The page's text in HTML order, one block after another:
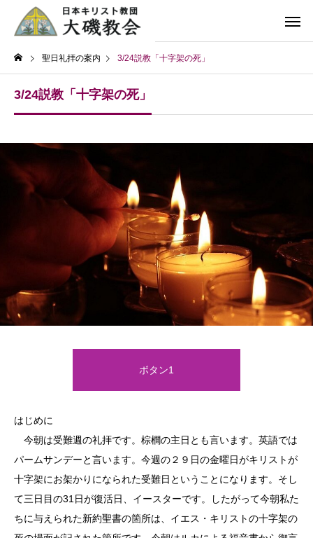
聖日礼拝の案内 3/24説教「十字架の死」
3/24説教「十字架の死」
ボタン1
はじめに
今朝は受難週の礼拝です。棕櫚の主日とも言います。英語では
パームサンデーと言います。今週の２９日の金曜日がキリストが
十字架にお架かりになられた受難日ということになります。そし
て三日目の31日が復活日、イースターです。したがって今朝私た
ちに与えられた新約聖書の箇所は、イエス・キリストの十字架の